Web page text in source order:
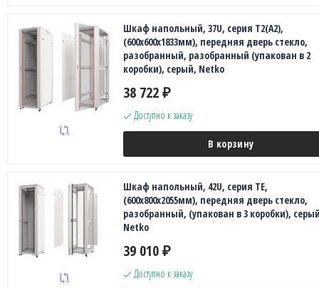
Шкаф напольный, 37U, серия T2(A2),
(600х600х1833мм), передняя дверь стекло,
разобранный, разобранный (упакован в 2
коробки), серый, Netko
38 722 ₽
Доступно к заказу
В корзину
Шкаф напольный, 42U, серия TE,
(600х800х2055мм), передняя дверь стекло,
разобранный, (упакован в 3 коробки),
Netko
39 010 ₽
Доступно к заказу